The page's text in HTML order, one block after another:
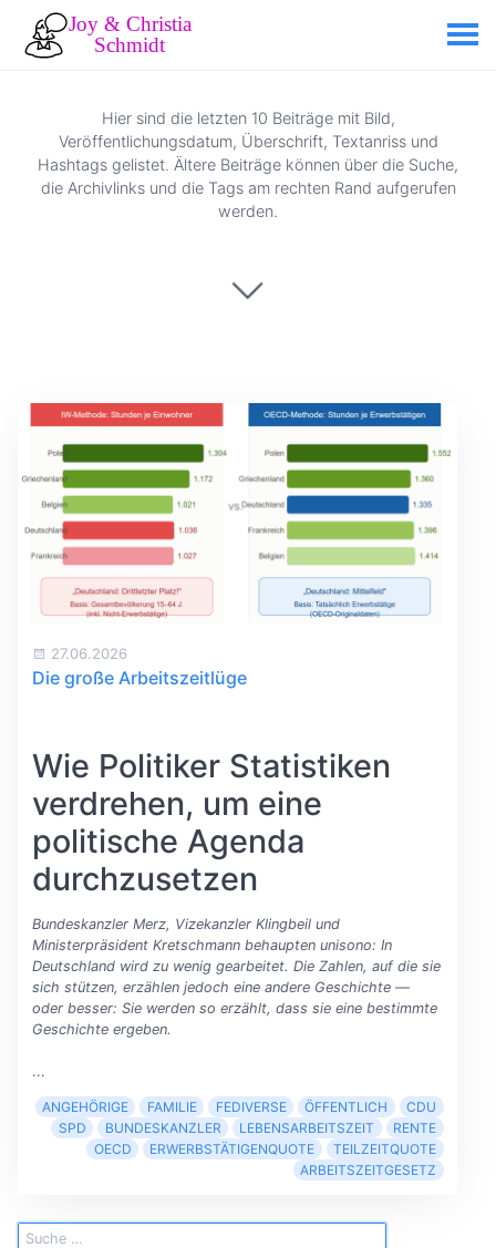
Hier sind die letzten 10 Beiträge mit Bild,
Veröffentlichungsdatum, Überschrift, Textanriss und
Hashtags gelistet. Ältere Beiträge können über die Suche,
die Archivlinks und die Tags am rechten Rand aufgerufen
werden.
27.06.2026
Die große Arbeitszeitlüge
Wie Politiker Statistiken
verdrehen, um eine
politische Agenda
durchzusetzen
Bundeskanzler Merz, Vizekanzler Klingbeil und
Ministerpräsident Kretschmann behaupten unisono: In
Deutschland wird zu wenig gearbeitet. Die Zahlen, auf die sie
sich stützen, erzählen jedoch eine andere Geschichte —
oder besser: Sie werden so erzählt, dass sie eine bestimmte
Geschichte ergeben.
...
ANGEHÖRIGE FAMILIE FEDIVERSE ÖFFENTLICH
CDU
SPD
BUNDESKANZLER LEBENSARBEITSZEIT
RENTE
OECD
ERWERBSTÄTIGENQUOTE
TEILZEITQUOTE
ARBEITSZEITGESETZ